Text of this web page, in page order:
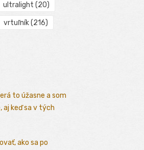
ultralight (20)
vrtuľník(216)
to úžasne a som
aj keď sa v tých
ako sa po